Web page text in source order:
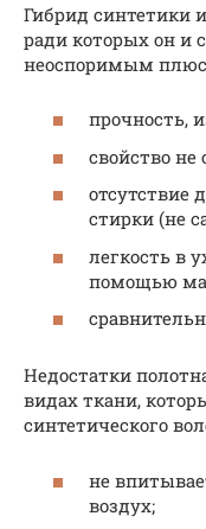
Гибрид синтетики
ради которых он и
неоспоримым
прочность,
свойство не
отсутствие
стирки (не
легкость в
помощью
Недостатки
видах ткани,
синтетического
не
воздух;